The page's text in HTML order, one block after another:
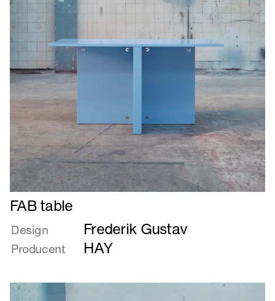
Læs
mere
om
FAB
table
FAB table
Design Frederik Gustav
Producent HAY